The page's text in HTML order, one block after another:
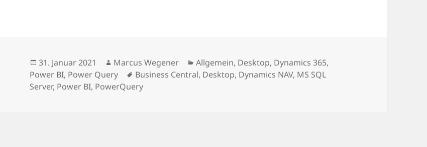
Veröffentlicht
am
31. Januar 2021 Autor
Marcus Wegener Kategorien
Allgemein, Desktop, Dynamics 365,
Power BI, Power Query Schlagwörter
Business Central, Desktop, Dynamics NAV, MS SQL
Server, Power BI, PowerQuery